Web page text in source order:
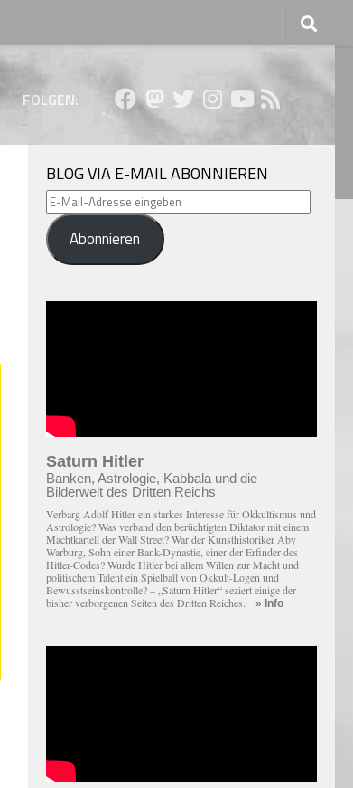
FOLGEN:
BLOG VIA E-MAIL ABONNIEREN
E-
Mail-
Adresse
eingeben
Abonnieren
Saturn Hitler
Banken, Astrologie, Kabbala und die
Bilderwelt des Dritten Reichs
Verbarg Adolf Hitler ein starkes Interesse für Okkultismus und
Astrologie? Was verband den berüchtigten Diktator mit einem
Macht­kartell der Wall Street? War der Kunsthistoriker Aby
Warburg, Sohn einer Bank-Dynastie, einer der Erfinder des
Hitler-Codes? Wurde Hitler bei allem Willen zur Macht und
politischem Talent ein Spielball von Okkult-Logen und
Bewusstseinskontrolle? – „Saturn Hitler“ seziert einige der
bisher verborgenen Seiten des Dritten Reiches. » Info